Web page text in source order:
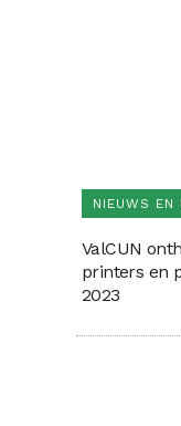
NIEUWS EN
ValCUN
printers en
2023